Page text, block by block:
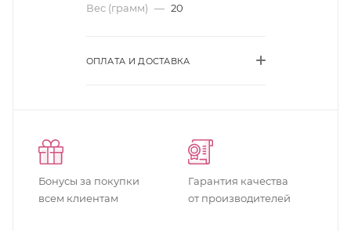
Вес (грамм) — 20
ОПЛАТА И ДОСТАВКА
Бонусы за покупки
всем клиентам
Гарантия качества
от производителей